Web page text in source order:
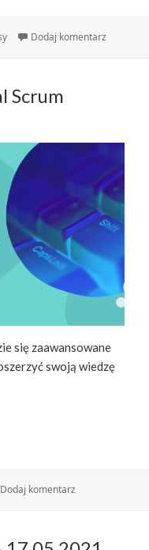
Dodaj komentarz
Scrum
się zaawansowane
swoją wiedzę
Dodaj komentarz